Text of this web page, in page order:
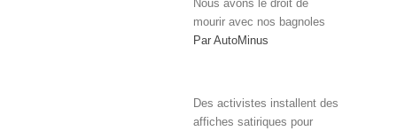
Nous avons le droit de
mourir avec nos bagnoles
Par AutoMinus
Des activistes installent des
affiches satiriques pour